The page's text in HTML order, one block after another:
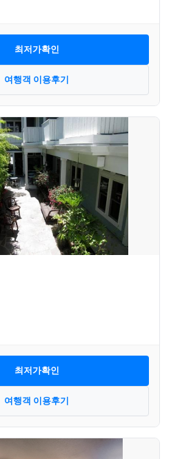
최저가확인
여행객 이용후기
최저가확인
여행객 이용후기